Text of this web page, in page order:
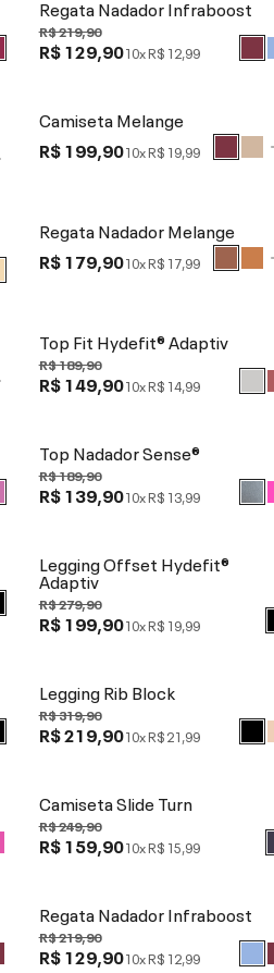
Regata Nadador Infraboost
R$ 219,90
R$ 129,9010xR$ 12,99
Camiseta Melange
R$ 199,9010xR$ 19,99
Regata Nadador Melange
R$ 179,9010xR$ 17,99
Top Fit Hydefit® Adaptiv
R$ 189,90
R$ 149,9010xR$ 14,99
Top Nadador Sense®
R$ 189,90
R$ 139,9010xR$ 13,99
Legging Offset Hydefit®
Adaptiv
R$ 279,90
R$ 199,9010xR$ 19,99
Legging Rib Block
R$ 319,90
R$ 219,9010xR$ 21,99
Camiseta Slide Turn
R$ 249,90
R$ 159,9010xR$ 15,99
Regata Nadador Infraboost
R$ 219,90
R$ 129,9010xR$ 12,99